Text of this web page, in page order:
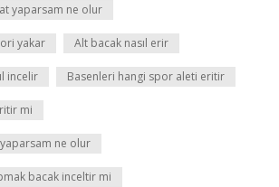
yaparsam ne olur
yakar Alt bacak nasıl erir
incelir Basenleri hangi spor aleti eritir
mi
ne olur
bacak inceltir mi